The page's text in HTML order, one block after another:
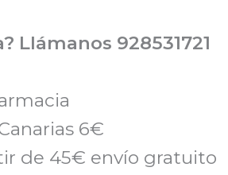
Llámanos 928531721
6€
de 45€ envío gratuito